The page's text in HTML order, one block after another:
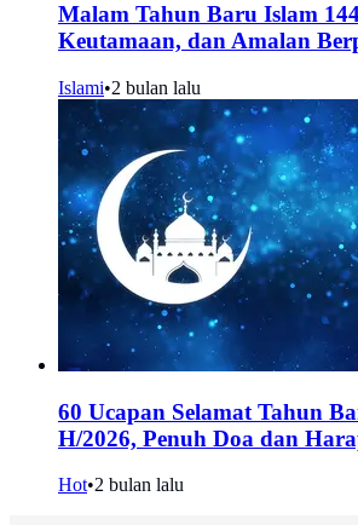
Malam Tahun Baru Islam
Keutamaan, dan Amalan
Islami•2 bulan lalu
60 Ucapan Selamat Tahun
H/2026, Penuh Doa dan
Hot•2 bulan lalu